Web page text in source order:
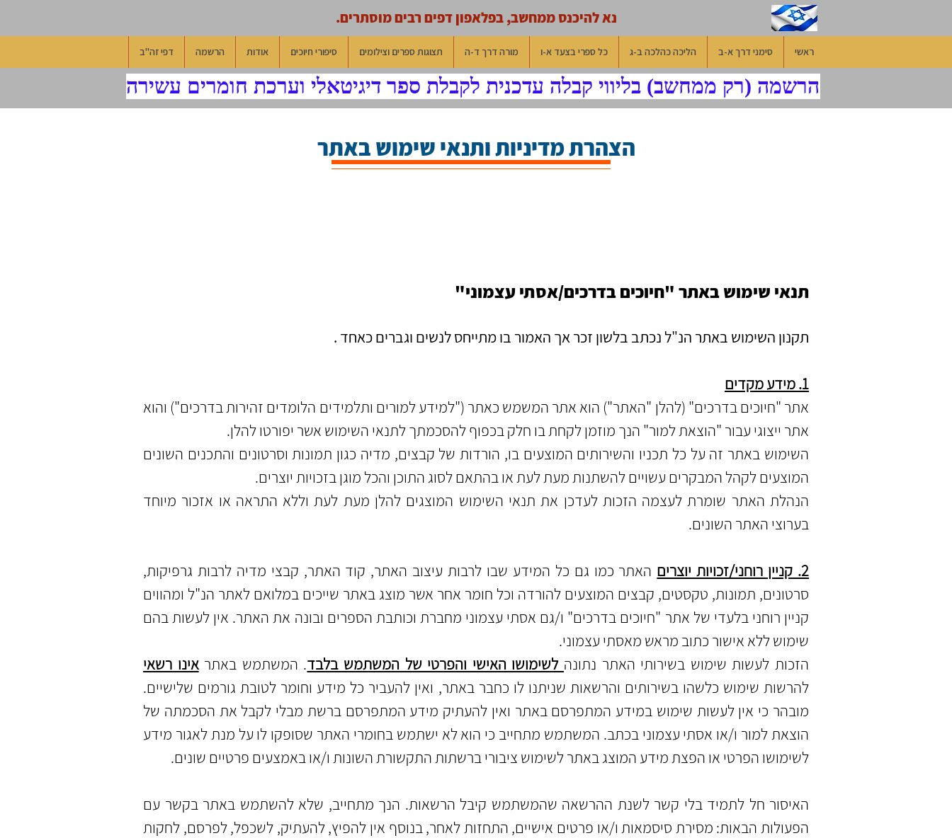
נא להיכנס ממחשב, בפלאפון דפים רבים מוסתרים.
דפי זה"ב הרשמה אודות סיפורי חיוכים תצוגות ספרים וצילומים מורה דרך ד-ה כל ספרי בצעד א-ו הליכה כהלכה ב-ג סימני דרך א-ב ראשי
בדף הרשמה (רק ממחשב) בליווי קבלה עדכנית לקבלת ספר דיגיטאלי וערכת חומרים עשירה
הצהרת מדיניות ותנאי שימוש באתר
תנאי שימוש באתר "חיוכים בדרכים/אסתי עצמוני"
תקנון השימוש באתר הנ"ל נכתב בלשון זכר אך האמור בו מתייחס לנשים וגברים כאחד .
1. מידע מקדים
אתר "חיוכים בדרכים" (להלן "האתר") הוא אתר המשמש כאתר ("למידע למורים ותלמידים הלומדים זהירות בדרכים") והוא
אתר ייצוגי עבור "הוצאת למור" הנך מוזמן לקחת בו חלק בכפוף להסכמתך לתנאי השימוש אשר יפורטו להלן.
השימוש באתר זה על כל תכניו והשירותים המוצעים בו, הורדות של קבצים, מדיה כגון תמונות וסרטונים והתכנים השונים
המוצעים לקהל המבקרים עשויים להשתנות מעת לעת או בהתאם לסוג התוכן והכל מוגן בזכויות יוצרים.
הנהלת האתר שומרת לעצמה הזכות לעדכן את תנאי השימוש המוצגים להלן מעת לעת וללא התראה או אזכור מיוחד
בערוצי האתר השונים.
2. קניין רוחני/זכויות יוצרים
האתר כמו גם כל המידע שבו לרבות עיצוב האתר, קוד האתר, קבצי מדיה לרבות גרפיקות,
סרטונים, תמונות, טקסטים, קבצים המוצעים להורדה וכל חומר אחר אשר מוצג באתר שייכים במלואם לאתר הנ"ל ומהווים
קניין רוחני בלעדי של אתר "חיוכים בדרכים" ו/גם אסתי עצמוני מחברת וכותבת הספרים ובונה את האתר. אין לעשות בהם
שימוש ללא אישור כתוב מראש מאסתי עצמוני.
הזכות לעשות שימוש בשירותי האתר נתונה לשימושו האישי והפרטי של המשתמש בלבד. המשתמש באתראינו רשאי
להרשות שימוש כלשהו בשירותים והרשאות שניתנו לו כחבר באתר, ואין להעביר כל מידע וחומר לטובת גורמים שלישיים.
מובהר כי אין לעשות שימוש במידע המתפרסם באתר ואין להעתיק מידע המתפרסם ברשת מבלי לקבל את הסכמתה של
הוצאת למור ו/או אסתי עצמוני בכתב. המשתמש מתחייב כי הוא לא ישתמש בחומרי האתר שסופקו לו על מנת לאגור מידע
לשימושו הפרטי או הפצת מידע המוצג באתר לשימוש ציבורי ברשתות התקשורת השונות ו/או באמצעים פרטיים שונים.
האיסור חל לתמיד בלי קשר לשנת ההרשאה שהמשתמש קיבל הרשאות. הנך מתחייב, שלא להשתמש באתר בקשר עם
הפעולות הבאות: מסירת סיסמאות ו/או פרטים אישיים, התחזות לאחר, בנוסף אין להפיץ, להעתיק, לשכפל, לפרסם, לחקות